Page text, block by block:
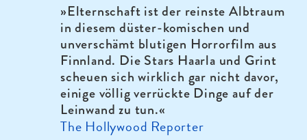
»Elternschaft ist der reinste Albtraum
in diesem düster-komischen und
unverschämt blutigen Horrorfilm aus
Finnland. Die Stars Haarla und Grint
scheuen sich wirklich gar nicht davor,
einige völlig verrückte Dinge auf der
Leinwand zu tun.«
The Hollywood Reporter